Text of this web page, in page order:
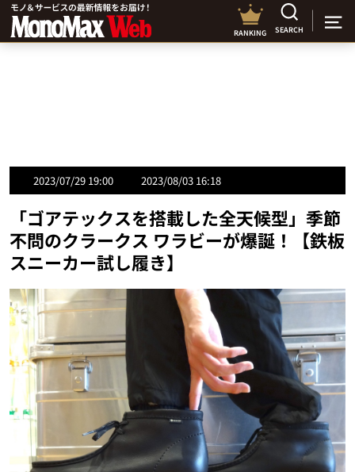
RANKING SEARCH
2023/07/29 19:00 2023/08/03 16:18
「ゴアテックスを搭載した全天候型」季節
不問のクラークス ワラビーが爆誕！【鉄板
スニーカー試し履き】